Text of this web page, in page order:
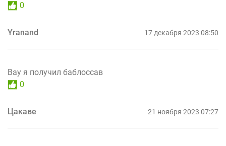
0
Yranand 17 декабря 2023 08:50
Вау я получил баблоссав
0
Цакаве 21 ноября 2023 07:27